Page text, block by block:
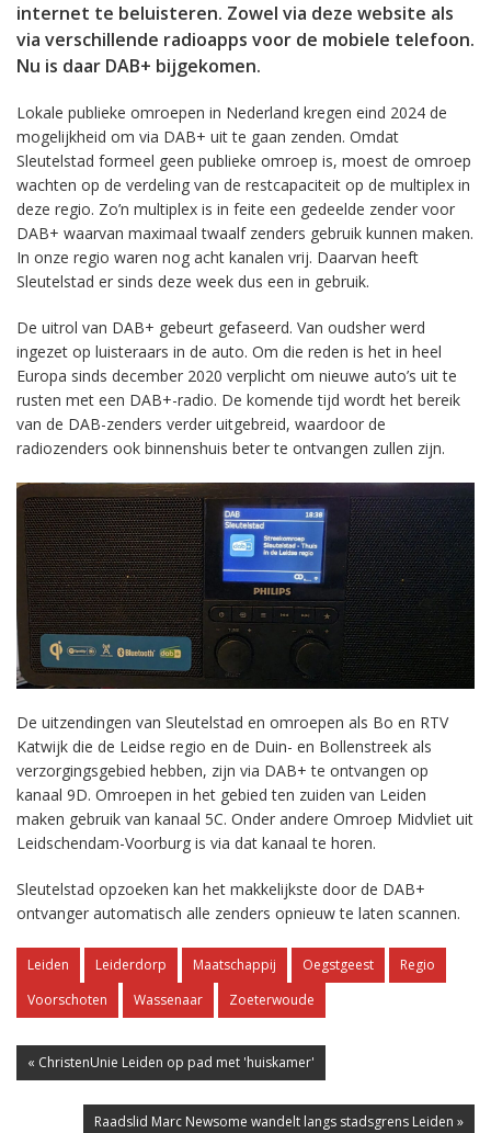
internet te beluisteren. Zowel via deze website als
via verschillende radioapps voor de mobiele telefoon.
Nu is daar DAB+ bijgekomen.
Lokale publieke omroepen in Nederland kregen eind 2024 de
mogelijkheid om via DAB+ uit te gaan zenden. Omdat
Sleutelstad formeel geen publieke omroep is, moest de omroep
wachten op de verdeling van de restcapaciteit op de multiplex in
deze regio. Zo’n multiplex is in feite een gedeelde zender voor
DAB+ waarvan maximaal twaalf zenders gebruik kunnen maken.
In onze regio waren nog acht kanalen vrij. Daarvan heeft
Sleutelstad er sinds deze week dus een in gebruik.
De uitrol van DAB+ gebeurt gefaseerd. Van oudsher werd
ingezet op luisteraars in de auto. Om die reden is het in heel
Europa sinds december 2020 verplicht om nieuwe auto’s uit te
rusten met een DAB+-radio. De komende tijd wordt het bereik
van de DAB-zenders verder uitgebreid, waardoor de
radiozenders ook binnenshuis beter te ontvangen zullen zijn.
De uitzendingen van Sleutelstad en omroepen als Bo en RTV
Katwijk die de Leidse regio en de Duin- en Bollenstreek als
verzorgingsgebied hebben, zijn via DAB+ te ontvangen op
kanaal 9D. Omroepen in het gebied ten zuiden van Leiden
maken gebruik van kanaal 5C. Onder andere Omroep Midvliet uit
Leidschendam-Voorburg is via dat kanaal te horen.
Sleutelstad opzoeken kan het makkelijkste door de DAB+
ontvanger automatisch alle zenders opnieuw te laten scannen.
Leiden Leiderdorp Maatschappij Oegstgeest
Regio
Voorschoten
Wassenaar Zoeterwoude
« ChristenUnie Leiden op pad met 'huiskamer'
Raadslid Marc Newsome wandelt langs stadsgrens Leiden »